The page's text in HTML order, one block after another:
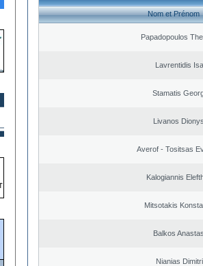
Nom et Prénom
Papadopoulos
Lavrentidis
Stamatis
Livanos
Averof - Tositsas
Kalogiannis
Mitsotakis
Balkos
Nianias